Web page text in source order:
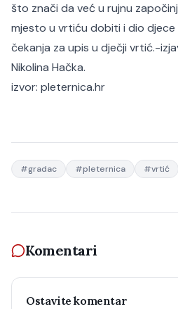
što znači da već u rujnu
mjesto u vrtiću dobiti i dio
čekanja za upis u dječji vrtić.-
Nikolina Hačka.
izvor: pleternica.hr
#gradac #pleternica #vrtić
Komentari
Ostavite komentar